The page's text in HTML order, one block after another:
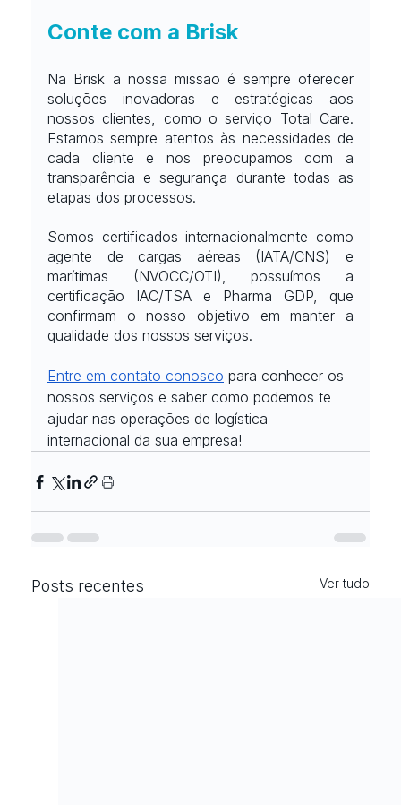
Conte com a Brisk
Na Brisk a nossa missão é sempre oferecer
soluções inovadoras e estratégicas aos
nossos clientes, como o serviço Total Care.
Estamos sempre atentos às necessidades de
cada cliente e nos preocupamos com a
transparência e segurança durante todas as
etapas dos processos.
Somos certificados internacionalmente como
agente de cargas aéreas (IATA/CNS) e
marítimas (NVOCC/OTI), possuímos a
certificação IAC/TSA e Pharma GDP, que
confirmam o nosso objetivo em manter a
qualidade dos nossos serviços.
Entre em contato conosco para conhecer os
nossos serviços e saber como podemos te
ajudar nas operações de logística
internacional da sua empresa!
Posts recentes Ver tudo